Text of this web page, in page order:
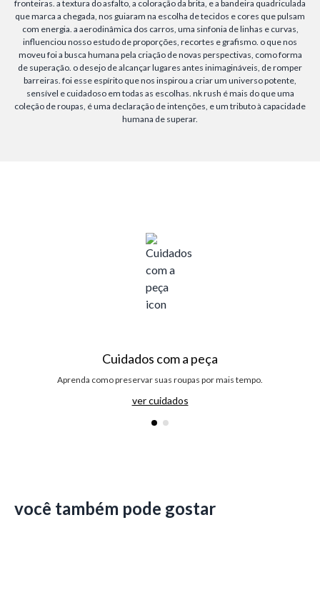
fronteiras. a textura do asfalto, a coloração da brita, e a bandeira quadriculada
que marca a chegada, nos guiaram na escolha de tecidos e cores que pulsam
com energia. a aerodinâmica dos carros, uma sinfonia de linhas e curvas,
influenciou nosso estudo de proporções, recortes e grafismo. o que nos
moveu foi a busca humana pela criação de novas perspectivas, como forma
de superação. o desejo de alcançar lugares antes inimagináveis, de romper
barreiras. foi esse espírito que nos inspirou a criar um universo potente,
sensível e cuidadoso em todas as escolhas. nk rush é mais do que uma
coleção de roupas, é uma declaração de intenções, e um tributo à capacidade
humana de superar.
Cuidados com a peça
Aprenda como preservar suas roupas por mais tempo.
ver cuidados
você também pode gostar